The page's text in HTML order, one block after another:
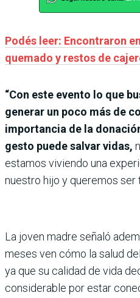
Podés leer: Encontraron
quemado y restos de
“Con este evento lo que
generar un poco más de
importancia de la
gesto puede salvar vidas,
estamos viviendo una
nuestro hijo y queremos ser
La joven madre señaló
meses ven cómo la salud
ya que su calidad de vida
considerable por estar